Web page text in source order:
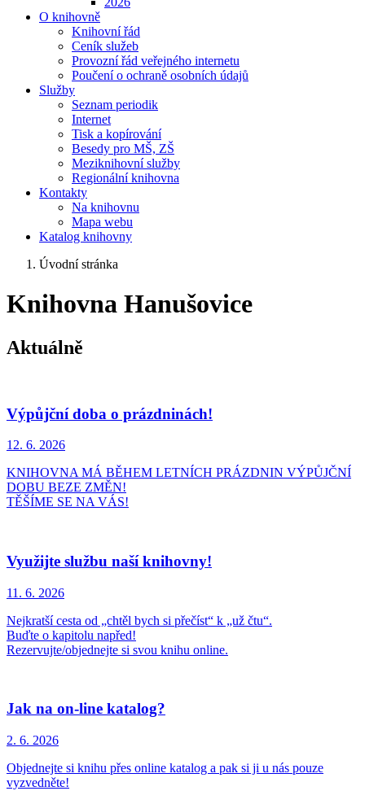
O knihovně
Knihovní řád
Ceník služeb
Provozní řád veřejného internetu
Poučení o ochraně osobních údajů
Služby
Seznam periodik
Internet
Tisk a kopírování
Besedy pro MŠ, ZŠ
Meziknihovní služby
Regionální knihovna
Kontakty
Na knihovnu
Mapa webu
Katalog knihovny
Úvodní stránka
Knihovna Hanušovice
Aktuálně
Výpůjční doba o prázdninách!
12. 6. 2026
KNIHOVNA MÁ BĚHEM LETNÍCH PRÁZDNIN VÝPŮJČNÍ
DOBU BEZE ZMĚN!
TĚŠÍME SE NA VÁS!
Využijte službu naší knihovny!
11. 6. 2026
Nejkratší cesta od „chtěl bych si přečíst“ k „už čtu“.
Buďte o kapitolu napřed!
Rezervujte/objednejte si svou knihu online.
Jak na on-line katalog?
2. 6. 2026
Objednejte si knihu přes online katalog a pak si ji u nás pouze
vyzvedněte!